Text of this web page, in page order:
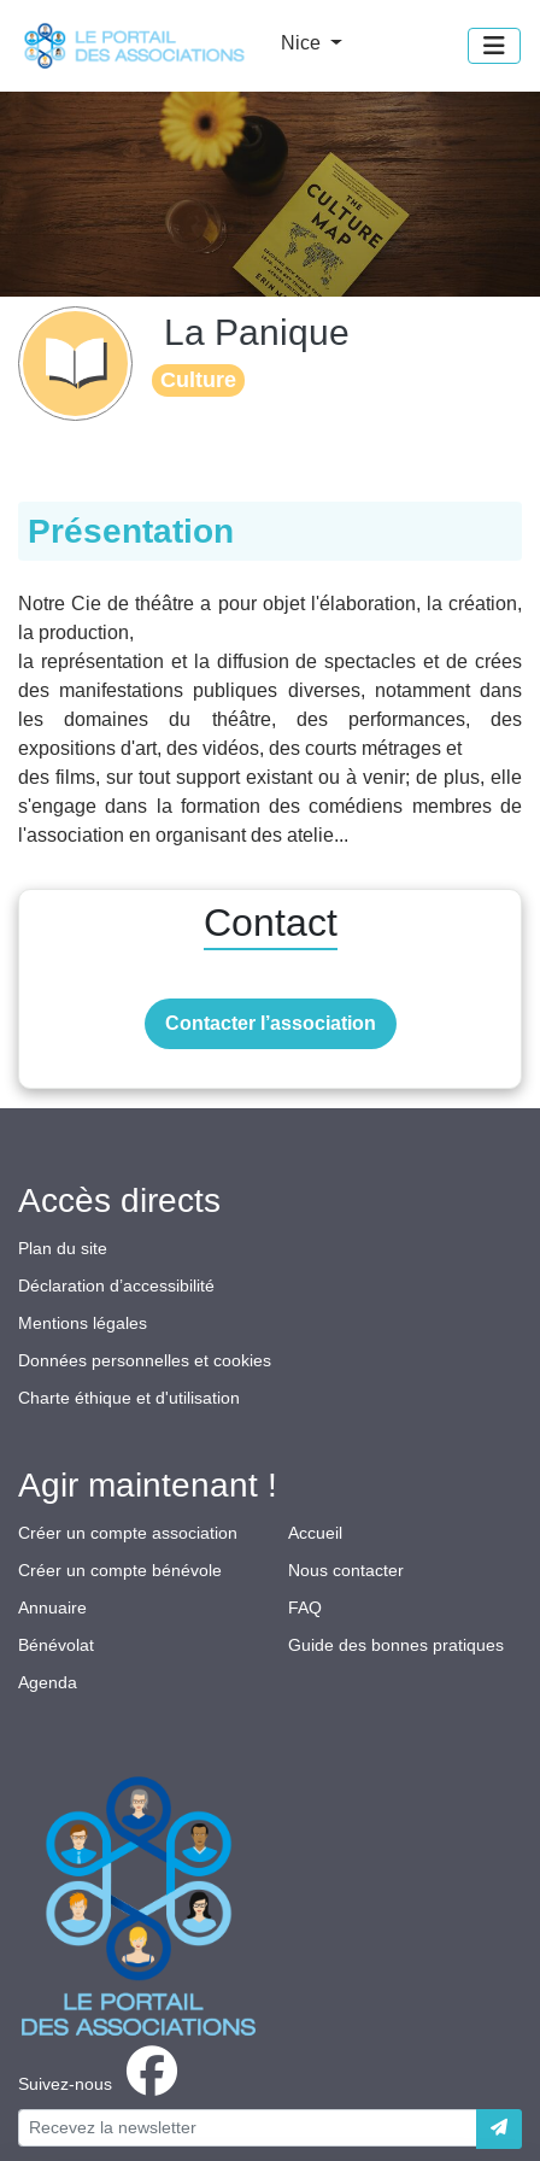
Nice
La Panique
Culture
Présentation
Notre Cie de théâtre a pour objet l'élaboration, la création,
la production,
la représentation et la diffusion de spectacles et de crées
des manifestations publiques diverses, notamment dans
les domaines du théâtre, des performances, des
expositions d'art, des vidéos, des courts métrages et
des films, sur tout support existant ou à venir; de plus, elle
s'engage dans la formation des comédiens membres de
l'association en organisant des atelie...
Contact
Contacter l’association
Suivez-nous
Accès directs
Plan du site
Déclaration d’accessibilité
Mentions légales
Données personnelles et cookies
Charte éthique et d'utilisation
Agir maintenant !
Créer un compte association
Créer un compte bénévole
Annuaire
Bénévolat
Agenda
Accueil
Nous contacter
FAQ
Guide des bonnes pratiques